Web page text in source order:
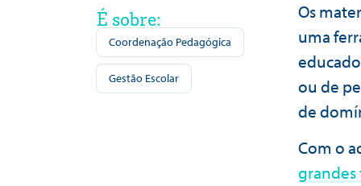
É sobre:
Coordenação Pedagógica
Gestão Escolar
Os
uma
ou de
de
Com o
grandes